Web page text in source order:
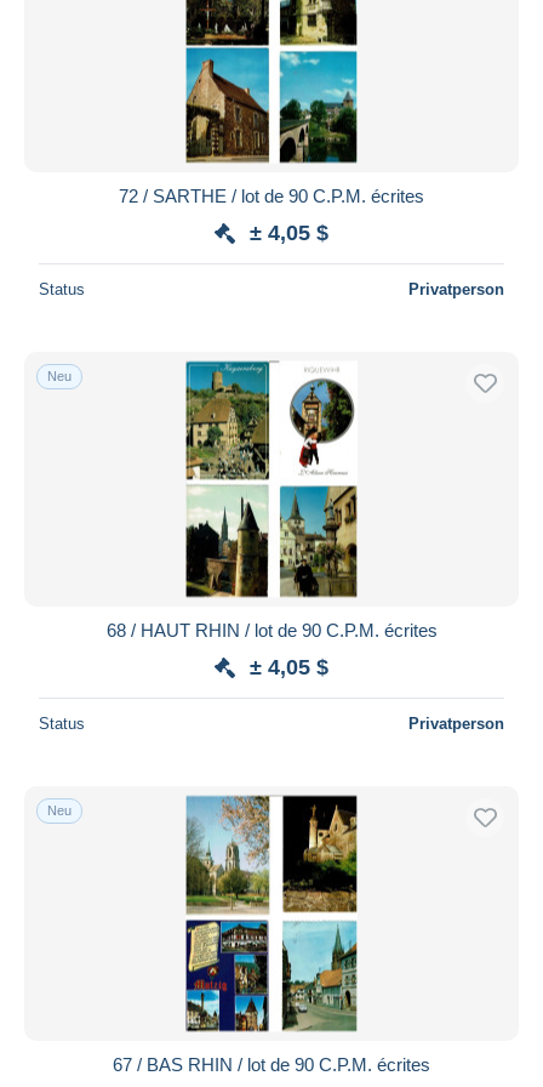
72 / SARTHE / lot de 90 C.P.M. écrites
± 4,05 $
Status Privatperson
Neu
68 / HAUT RHIN / lot de 90 C.P.M. écrites
± 4,05 $
Status Privatperson
Neu
67 / BAS RHIN / lot de 90 C.P.M. écrites